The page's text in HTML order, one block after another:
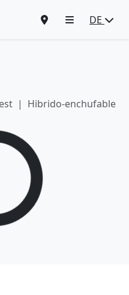
DE
Hibrido-enchufable